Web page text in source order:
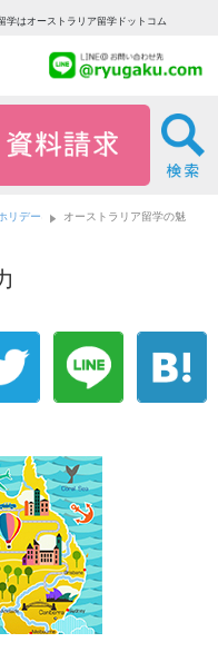
学はオーストラリア留学ドットコム
リデー
オーストラリア留学の魅